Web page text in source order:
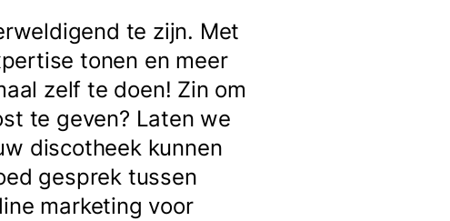
te zijn. Met
tonen en meer
zelf te doen! Zin om
te geven? Laten we
discotheek kunnen
gesprek tussen
marketing voor